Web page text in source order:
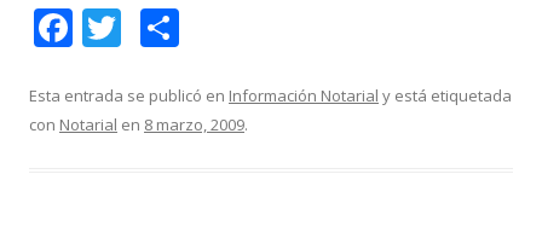
F
e
b
T
itt
er
m
p
Esta entrada se publicó en Información Notarial y está etiquetada
con Notarial en 8 marzo, 2009.